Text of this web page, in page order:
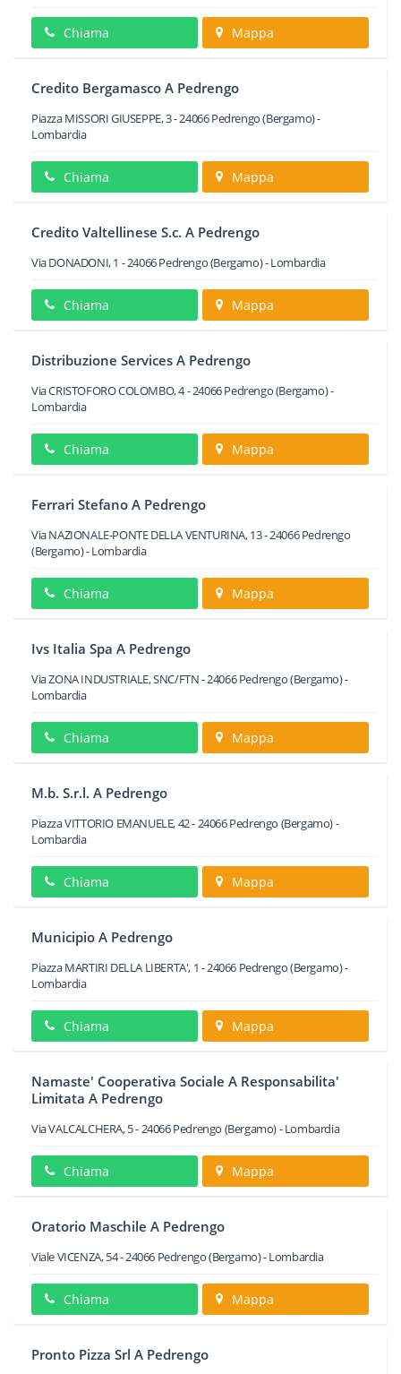
Chiama Mappa
Credito Bergamasco A Pedrengo
Piazza MISSORI GIUSEPPE, 3-24066Pedrengo(Bergamo) -
Lombardia
Chiama Mappa
Credito Valtellinese S.c. A Pedrengo
Via DONADONI, 1 -24066Pedrengo(Bergamo) -Lombardia
Chiama Mappa
Distribuzione Services A Pedrengo
Via CRISTOFORO COLOMBO, 4-24066Pedrengo(Bergamo) -
Lombardia
Chiama Mappa
Ferrari Stefano A Pedrengo
Via NAZIONALE-PONTE DELLA VENTURINA, 13-24066 Pedrengo
(Bergamo) -Lombardia
Chiama Mappa
Ivs Italia Spa A Pedrengo
Via ZONA INDUSTRIALE, SNC/FTN-24066 Pedrengo(Bergamo) -
Lombardia
Chiama Mappa
M.b. S.r.l. A Pedrengo
Piazza VITTORIO EMANUELE, 42-24066Pedrengo (Bergamo) -
Lombardia
Chiama Mappa
Municipio A Pedrengo
Piazza MARTIRI DELLA LIBERTA', 1 -24066 Pedrengo(Bergamo) -
Lombardia
Chiama Mappa
Namaste' Cooperativa Sociale A Responsabilita'
Limitata A Pedrengo
Via VALCALCHERA, 5-24066Pedrengo (Bergamo) -Lombardia
Chiama Mappa
Oratorio Maschile A Pedrengo
Viale VICENZA, 54-24066 Pedrengo(Bergamo) -Lombardia
Chiama Mappa
Pronto Pizza Srl A Pedrengo